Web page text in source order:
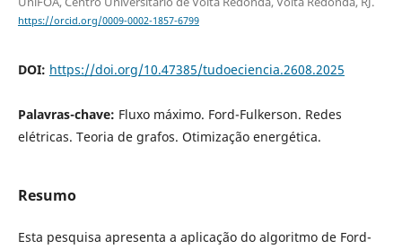
https://orcid.org/0009-0002-1857-6799
DOI: https://doi.org/10.47385/tudoeciencia.2608.2025
Palavras-chave: Fluxo máximo. Ford-Fulkerson. Redes
elétricas. Teoria de grafos. Otimização energética.
Resumo
Esta pesquisa apresenta a aplicação do algoritmo de Ford-